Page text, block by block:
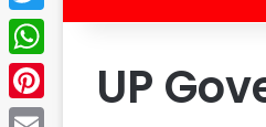
UP
Twitter
WhatsApp
Pinterest